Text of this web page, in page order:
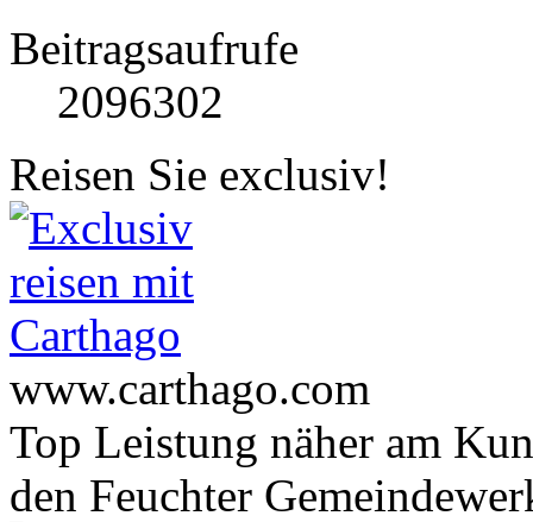
Beitragsaufrufe
2096302
Reisen Sie exclusiv!
www.carthago.com
Top Leistung näher am
den Feuchter